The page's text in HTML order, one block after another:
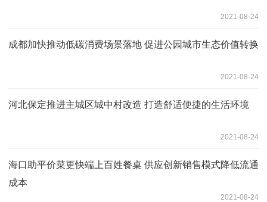
2021-08-24
成都加快推动低碳消费场景落地 促进公园城市生态价值转换
2021-08-24
河北保定推进主城区城中村改造 打造舒适便捷的生活环境
2021-08-24
海口助平价菜更快端上百姓餐桌 供应创新销售模式降低流通
成本
2021-08-24